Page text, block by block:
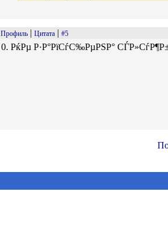
Профиль | Цитата | #5
0. РќРµ Р·Р°РїСѓС‰РµРЅР°